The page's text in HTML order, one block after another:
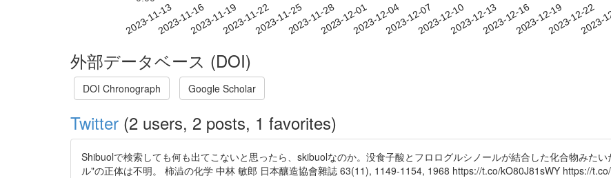
2023-11-132023-11-162023-11-192023-11-222023-11-252023-11-282023-12-012023-12-042023-12-072023-12-102023-12-132023-12-162023-12-192023-12-22
2023-
外部データベース (DOI)
DOI Chronograph Google Scholar
Twitter (2 users, 2 posts, 1 favorites)
Shibuolで検索しても何も出てこないと思ったら、skibuolなのか。没食子酸とフロログルシノールが結合した化合物みた
ル"の正体は不明。 柿澁の化学 中林 敏郎 日本釀造協會雜誌 63(11), 1149-1154, 1968 https://t.co/kO80J81sWY https://